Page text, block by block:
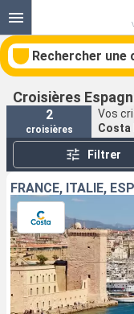
Rechercher une
Nos destinations
Mois de départ
Ports
Croisières
2
croisières
Vos
Costa
Filtrer
FRANCE, ITALIE,